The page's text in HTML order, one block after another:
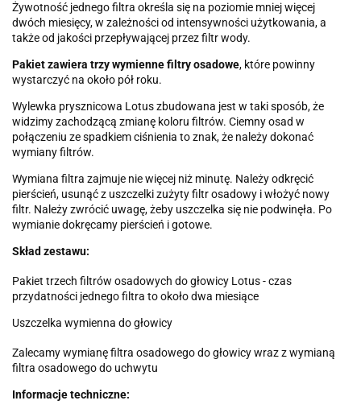
Żywotność jednego filtra określa się na poziomie mniej więcej
dwóch miesięcy, w zależności od intensywności użytkowania, a
także od jakości przepływającej przez filtr wody.
Pakiet zawiera trzy wymienne filtry osadowe, które powinny
wystarczyć na około pół roku.
Wylewka prysznicowa Lotus zbudowana jest w taki sposób, że
widzimy zachodzącą zmianę koloru filtrów. Ciemny osad w
połączeniu ze spadkiem ciśnienia to znak, że należy dokonać
wymiany filtrów.
Wymiana filtra zajmuje nie więcej niż minutę. Należy odkręcić
pierścień, usunąć z uszczelki zużyty filtr osadowy i włożyć nowy
filtr. Należy zwrócić uwagę, żeby uszczelka się nie podwinęła. Po
wymianie dokręcamy pierścień i gotowe.
Skład zestawu:
Pakiet trzech filtrów osadowych do głowicy Lotus - czas
przydatności jednego filtra to około dwa miesiące
Uszczelka wymienna do głowicy
Zalecamy wymianę filtra osadowego do głowicy wraz z wymianą
filtra osadowego do uchwytu
Informacje techniczne: